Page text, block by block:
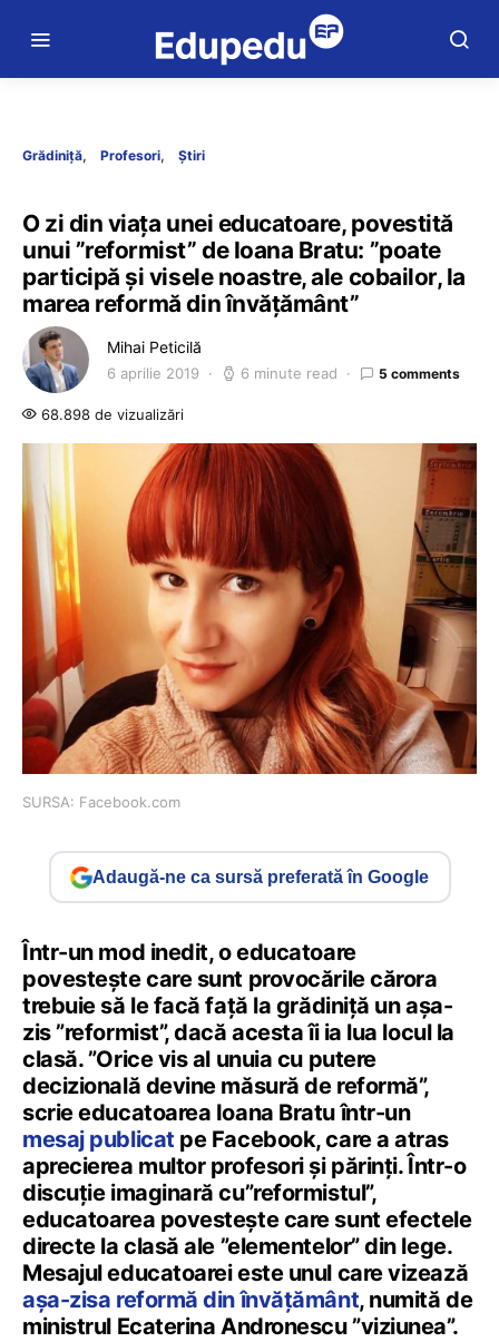
Grădiniță Profesori Știri
O zi din viața unei educatoare, povestită
unui ”reformist” de Ioana Bratu: ”poate
participă și visele noastre, ale cobailor, la
marea reformă din învățământ”
Mihai Peticilă
6 aprilie 2019 6 minute read 5 comments
68.898 de vizualizări
SURSA: Facebook.com
Adaugă-ne ca sursă preferată în Google
Într-un mod inedit, o educatoare
povestește care sunt provocările cărora
trebuie să le facă față la grădiniță un așa-
zis ”reformist”, dacă acesta îi ia lua locul la
clasă. ”Orice vis al unuia cu putere
decizională devine măsură de reformă”,
scrie educatoarea Ioana Bratu într-un
mesaj publicat pe Facebook, care a atras
aprecierea multor profesori și părinți. Într-o
discuție imaginară cu”reformistul”,
educatoarea povestește care sunt efectele
directe la clasă ale ”elementelor” din lege.
Mesajul educatoarei este unul care vizează
așa-zisa reformă din învățământ, numită de
ministrul Ecaterina Andronescu ”viziunea”.